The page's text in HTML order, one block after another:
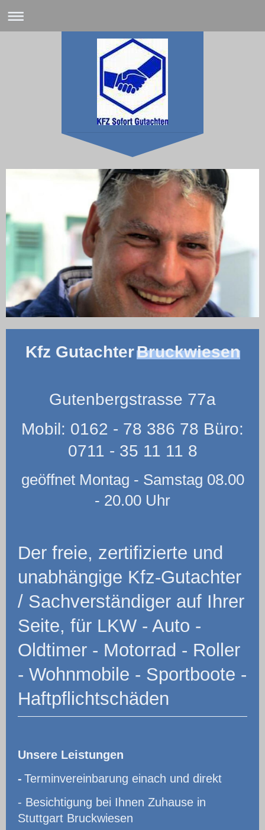
Kfz GutachterBruckwiesen
Gutenbergstrasse 77a
Mobil: 0162 - 78 386 78 Büro:
0711 - 35 11 11 8
geöffnet Montag - Samstag 08.00
- 20.00 Uhr
Der freie, zertifizierte und
unabhängige Kfz-Gutachter
/ Sachverständiger auf Ihrer
Seite, für LKW - Auto -
Oldtimer - Motorrad - Roller
- Wohnmobile - Sportboote -
Haftpflichtschäden
Unsere Leistungen
- Terminvereinbarung einach und direkt
- Besichtigung bei Ihnen Zuhause in
Stuttgart Bruckwiesen